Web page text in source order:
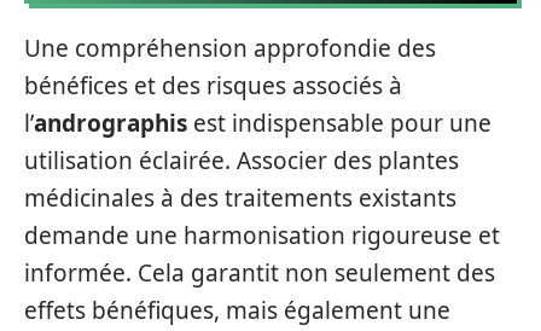
Une compréhension approfondie des
bénéfices et des risques associés à
l’andrographis est indispensable pour une
utilisation éclairée. Associer des plantes
médicinales à des traitements existants
demande une harmonisation rigoureuse et
informée. Cela garantit non seulement des
effets bénéfiques, mais également une